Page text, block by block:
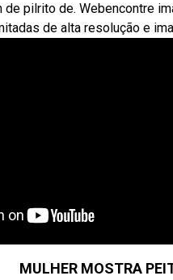
pilrito de. Webencontre
de alta resolução e
MULHER MOSTRA